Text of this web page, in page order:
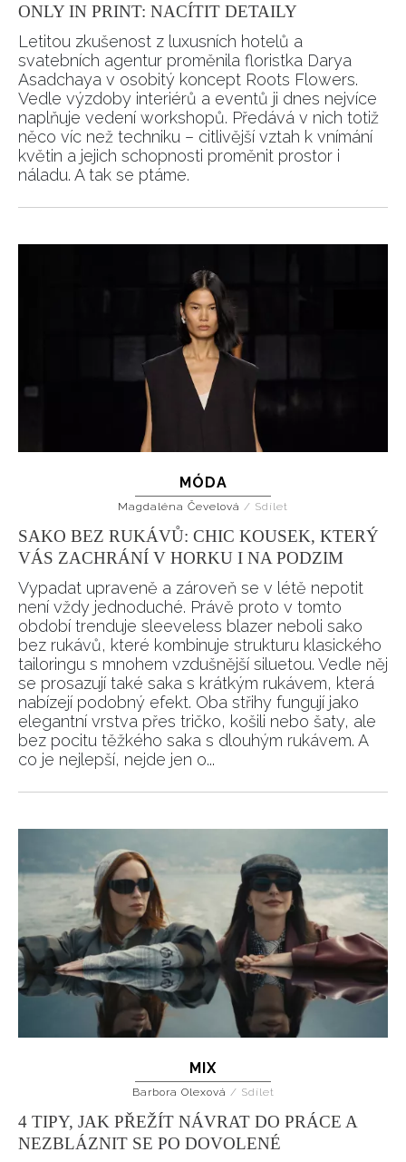
ONLY IN PRINT: NACÍTIT DETAILY
Letitou zkušenost z luxusních hotelů a
svatebních agentur proměnila floristka Darya
Asadchaya v osobitý koncept Roots Flowers.
Vedle výzdoby interiérů a eventů ji dnes nejvíce
naplňuje vedení workshopů. Předává v nich totiž
něco víc než techniku – citlivější vztah k vnímání
květin a jejich schopnosti proměnit prostor i
náladu. A tak se ptáme.
MÓDA
Magdaléna Čevelová / Sdílet
SAKO BEZ RUKÁVŮ: CHIC KOUSEK, KTERÝ
VÁS ZACHRÁNÍ V HORKU I NA PODZIM
Vypadat upraveně a zároveň se v létě nepotit
není vždy jednoduché. Právě proto v tomto
období trenduje sleeveless blazer neboli sako
bez rukávů, které kombinuje strukturu klasického
tailoringu s mnohem vzdušnější siluetou. Vedle něj
se prosazují také saka s krátkým rukávem, která
nabízejí podobný efekt. Oba střihy fungují jako
elegantní vrstva přes tričko, košili nebo šaty, ale
bez pocitu těžkého saka s dlouhým rukávem. A
co je nejlepší, nejde jen o...
MIX
Barbora Olexová / Sdílet
4 TIPY, JAK PŘEŽÍT NÁVRAT DO PRÁCE A
NEZBLÁZNIT SE PO DOVOLENÉ